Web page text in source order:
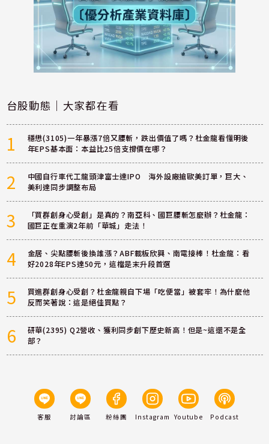
台股動態｜大家都在看
1
穩懋(3105)一年暴漲7倍又腰斬，跌出價值了嗎？杜金龍看懂明後
年EPS基本面：本益比25倍支撐價在哪？
2
中國自行車代工龍頭津富士達IPO 海外設廠搶歐美訂單，巨大、
美利達同步調整布局
3
「買群創身心受創」是真的？南亞科、國巨腰斬怎麼辦？杜金龍：
國巨正在重演2年前「華城」走法！
4
金居、尖點腰斬後換誰漲？ABF載板欣興、南電接棒！杜金龍：看
好2028年EPS達50元，這檔是末升段首選
5
買進群創身心受創？杜金龍親自下場「吃便當」被套牢！為什麼他
反而笑著說：這是絕佳買點？
6
研華(2395) Q2營收、獲利同步創下歷史新高！但是~這還不是全
部？
客服 討論區 粉絲團 Instagram Youtube Podcast